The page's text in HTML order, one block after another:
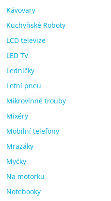
Kávovary
Kuchyňské Roboty
LCD televize
LED TV
Ledničky
Letní pneu
Mikrovlnné trouby
Mixéry
Mobilní telefony
Mrazáky
Myčky
Na motorku
Notebooky